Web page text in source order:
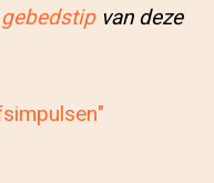
gebedstipvan deze